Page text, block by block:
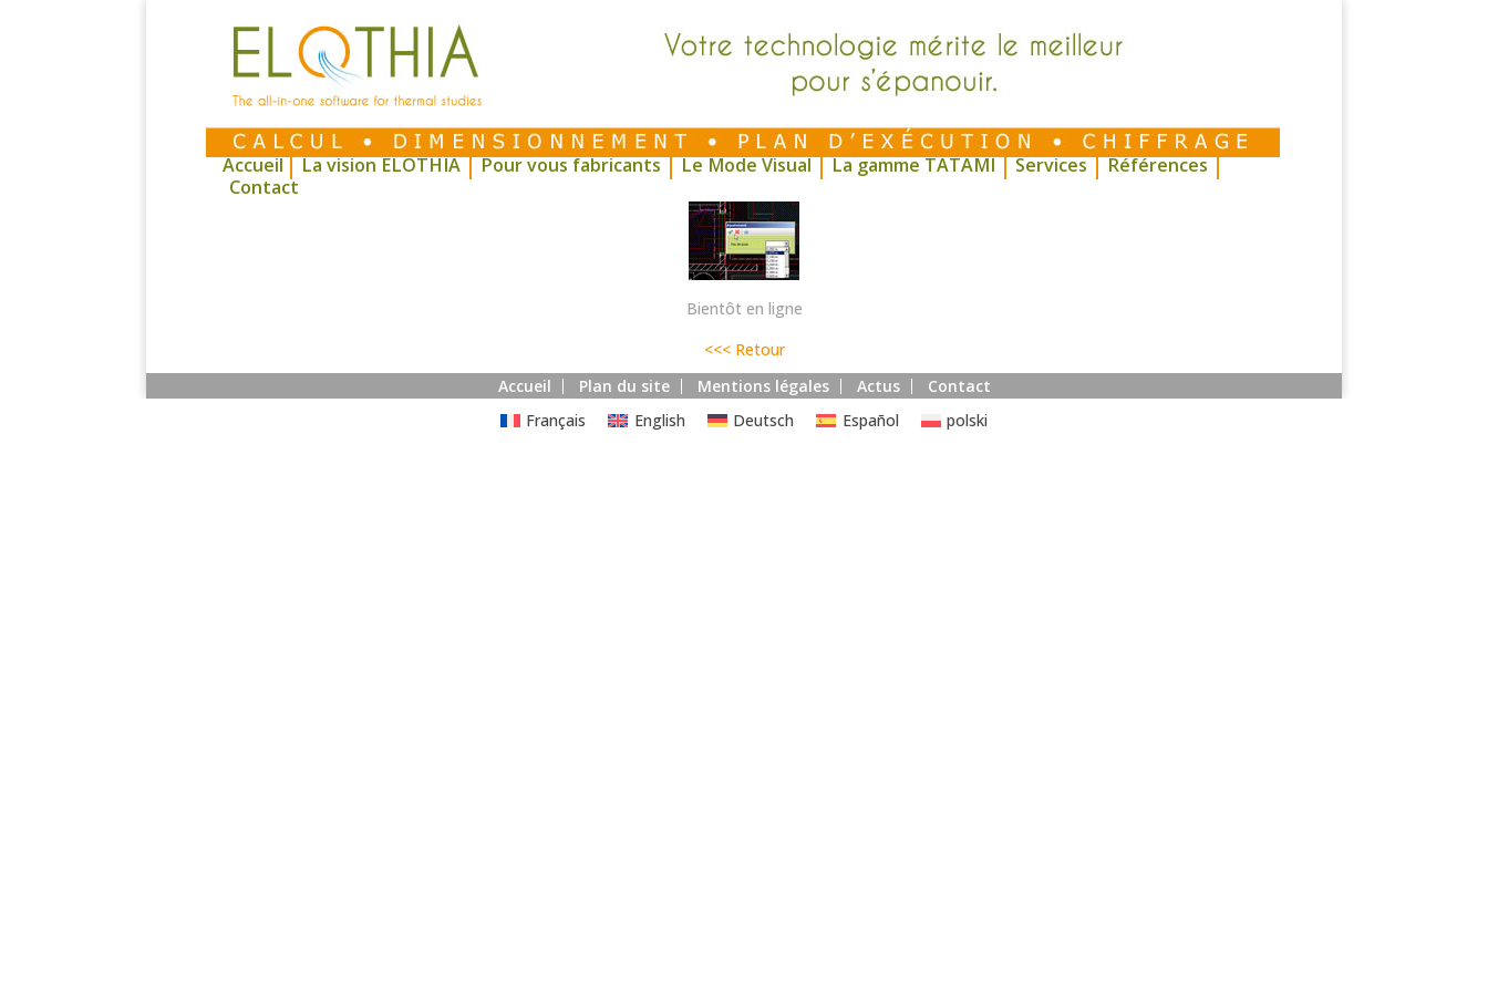
Accueil La vision ELOTHIA Pour vous fabricants Le Mode Visual La gamme TATAMI Services
Références
Contact
Bientôt en ligne
<<< Retour
Accueil
Plan du site Mentions légales Actus
Contact
Français
English Deutsch Español polski